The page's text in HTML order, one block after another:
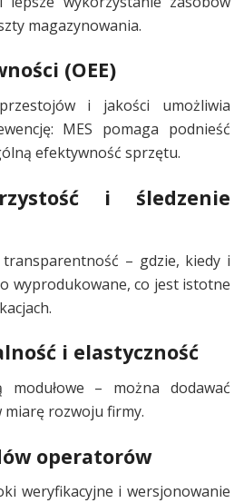
magazynowania.
(OEE)
i jakości umożliwia
MES pomaga podnieść
efektywność sprzętu.
i śledzenie
transparentność – gdzie, kiedy i
wyprodukowane, co jest istotne
i elastyczność
modułowe – można dodawać
rozwoju firmy.
operatorów
weryfikacyjne i wersjonowanie